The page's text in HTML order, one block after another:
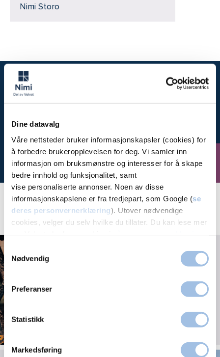
Dine datavalg
Våre nettsteder bruker informasjonskapsler (cookies) for
å forbedre brukeropplevelsen for deg. Vi samler inn
informasjon om bruksmønstre og interesser for å skape
bedre innhold og funksjonalitet, samt
vise personaliserte annonser. Noen av disse
informasjonskapslene er fra tredjepart, som Google (se
deres personvernerklæring). Utover nødvendige
cookies, velger du selv hvilke du tillater. Du kan lese mer
Nødvendig
Preferanser
Statistikk
Markedsføring
Nimi Storo
Vi hjelper
Bestill time
Aktuelt
Achillessmerter